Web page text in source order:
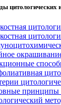
и
и
Ядерная
и спорт
цитологических
принципы